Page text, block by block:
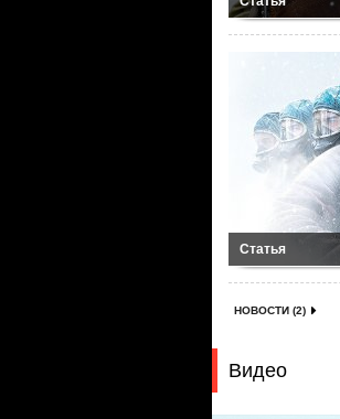
Статья
НОВОСТИ (2)
Видео